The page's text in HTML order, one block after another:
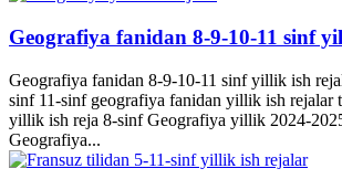
Geografiya fanidan 8-9-10-11 sinf
Geografiya fanidan 8-9-10-11 sinf yillik ish
sinf 11-sinf geografiya fanidan yillik ish rejalar
yillik ish reja 8-sinf Geografiya yillik 2024-
Geografiya...